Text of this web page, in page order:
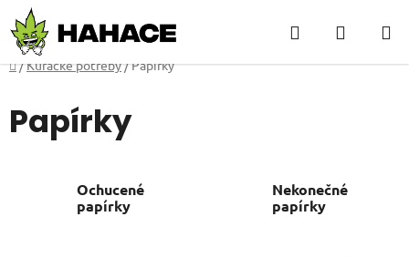
Přejít
na
obsah
Hledat
KOŠÍK
Domů
/Kuřácké potřeby/Papírky
Papírky
Ochucené
papírky
Nekonečné
papírky